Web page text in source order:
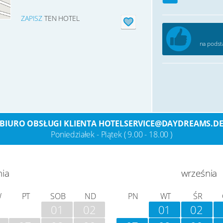
ZAPISZ TEN HOTEL
na
BIURO OBSŁUGI KLIENTA HOTELSERVICE@DAYDREAMS.DE
Poniedziałek - Piątek ( 9.00 - 18.00 )
PT SOB ND
01
02
września
PN WT ŚR
01 02